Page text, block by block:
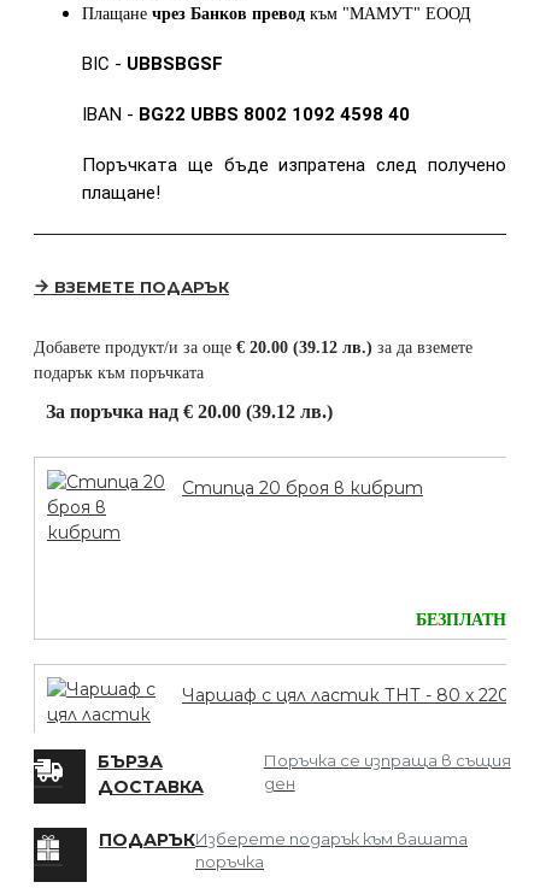
Плащане чрез Банков превод към "МАМУТ" ЕООД
BIC - UBBSBGSF
IBAN - BG22 UBBS 8002 1092 4598 40
Поръчката ще бъде изпратена след получено
плащане!
ВЗЕМЕТЕ ПОДАРЪК
Добавете продукт/и за още € 20.00 (39.12 лв.) за да вземете
подарък към поръчката
За поръчка над € 20.00 (39.12 лв.)
Стипца 20 броя в кибрит
БЕЗПЛАТНО
Чаршаф с цял ластик ТНТ - 80 х 220
БЪРЗА
ДОСТАВКА
Поръчка се изпраща в същия
ден
ПОДАРЪКИзберете подарък към вашата
поръчка